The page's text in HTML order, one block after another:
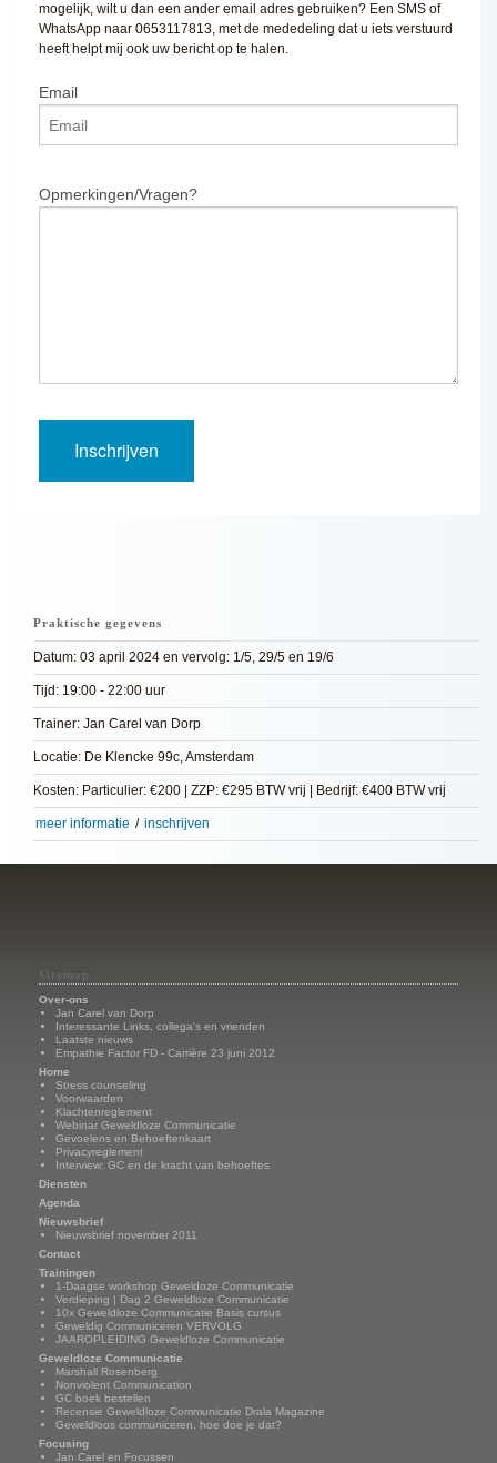
mogelijk, wilt u dan een ander email adres gebruiken? Een SMS of
WhatsApp naar 0653117813, met de mededeling dat u iets verstuurd
heeft helpt mij ook uw bericht op te halen.
Email
Opmerkingen/Vragen?
Praktische gegevens
Datum: 03 april 2024 en vervolg: 1/5, 29/5 en 19/6
Tijd: 19:00 - 22:00 uur
Trainer: Jan Carel van Dorp
Locatie: De Klencke 99c, Amsterdam
Kosten: Particulier: €200 | ZZP: €295 BTW vrij | Bedrijf: €400 BTW vrij
meer informatie / inschrijven
Sitemap
Over-ons
Jan Carel van Dorp
Interessante Links, collega's en vrienden
Laatste nieuws
Empathie Factor FD - Carrière 23 juni 2012
Home
Stress counseling
Voorwaarden
Klachtenreglement
Webinar Geweldloze Communicatie
Gevoelens en Behoeftenkaart
Privacyreglement
Interview: GC en de kracht van behoeftes
Diensten
Agenda
Nieuwsbrief
Nieuwsbrief november 2011
Contact
Trainingen
1-Daagse workshop Geweldoze Communicatie
Verdieping | Dag 2 Geweldloze Communicatie
10x Geweldloze Communicatie Basis cursus
Geweldig Communiceren VERVOLG
JAAROPLEIDING Geweldloze Communicatie
Geweldloze Communicatie
Marshall Rosenberg
Nonviolent Communication
GC boek bestellen
Recensie Geweldloze Communicatie Drala Magazine
Geweldloos communiceren, hoe doe je dat?
Focusing
Jan Carel en Focussen